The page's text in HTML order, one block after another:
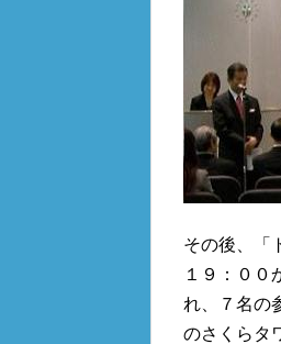
その後、「
１９：００
れ、７名の
のさくらタ